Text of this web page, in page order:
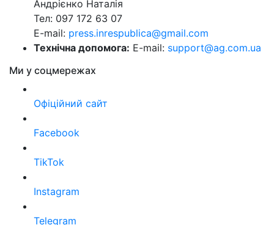
Андрієнко Наталія
Тел: 097 172 63 07
E-mail: press.inrespublica@gmail.com
Технічна допомога: E-mail: support@ag.com.ua
Ми у соцмережах
Офіційний сайт
Facebook
TikTok
Instagram
Telegram